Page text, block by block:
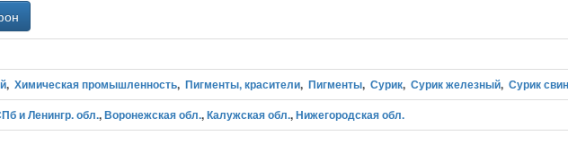
, Химическая промышленность, Пигменты, красители, Пигменты, Сурик, Сурик железный, Сурик
и Ленингр. обл.,Воронежская обл.,Калужская обл.,Нижегородская обл.